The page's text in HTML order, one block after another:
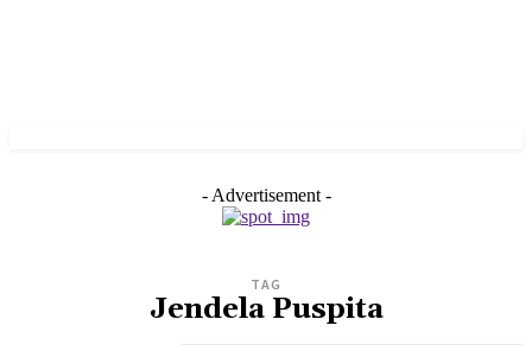
- Advertisement -
TAG
Jendela Puspita